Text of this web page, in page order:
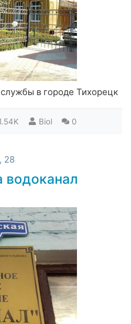
в городе Тихорецк
Biol 0
28
водоканал